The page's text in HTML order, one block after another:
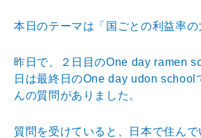
本日のテーマは「国ごとの利益率の
昨日で、２日目のOne day ramen
日は最終日のOne day udon school
んの質問がありました。
質問を受けていると、日本で住ん